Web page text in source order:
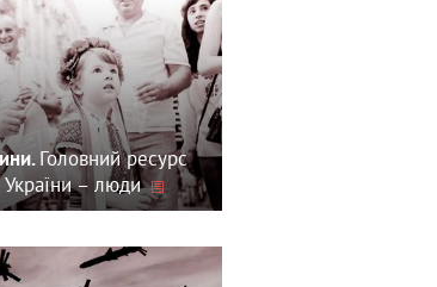
Головний ресурс
України – люди